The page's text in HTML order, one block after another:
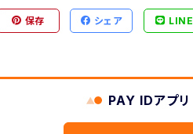
保存 シェア LINE
PAY IDアプリ